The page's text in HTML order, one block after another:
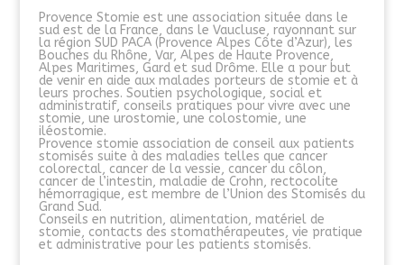
Provence Stomie est une association située dans le
sud est de la France, dans le Vaucluse, rayonnant sur
la région SUD PACA (Provence Alpes Côte d’Azur), les
Bouches du Rhône, Var, Alpes de Haute Provence,
Alpes Maritimes, Gard et sud Drôme. Elle a pour but
de venir en aide aux malades porteurs de stomie et à
leurs proches. Soutien psychologique, social et
administratif, conseils pratiques pour vivre avec une
stomie, une urostomie, une colostomie, une
iléostomie.
Provence stomie association de conseil aux patients
stomisés suite à des maladies telles que cancer
colorectal, cancer de la vessie, cancer du côlon,
cancer de l’intestin, maladie de Crohn, rectocolite
hémorragique, est membre de l’Union des Stomisés du
Grand Sud.
Conseils en nutrition, alimentation, matériel de
stomie, contacts des stomathérapeutes, vie pratique
et administrative pour les patients stomisés.